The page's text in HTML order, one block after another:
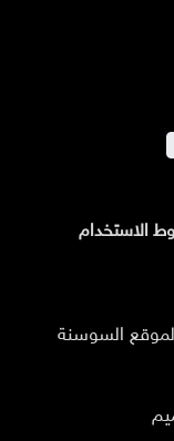
الاستخدام